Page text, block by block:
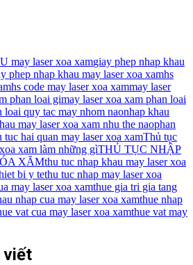
may laser xoa xamgiay phep nhap khau
phep nhap khau may laser xoa xamhs
hs code may laser xoa xammay laser
phan loai gimay laser xoa xam phan loai
loai quy tac may nhom naonhap khau
may laser xoa xam nhu the naophan
tuc hai quan may laser xoa xamThủ tục
xam làm những gìTHỦ TỤC NHẬP
XĂMthu tuc nhap khau may laser xoa
bi y tethu tuc nhap may laser xoa
may laser xoa xamthue gia tri gia tang
nhap cua may laser xoa xamthue nhap
vat cua may laser xoa xamthue vat may
viết